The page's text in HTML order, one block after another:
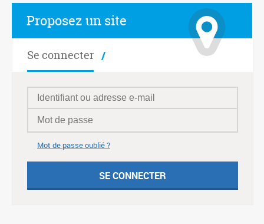
Proposez un site
Se connecter
Mot de passe oublié ?